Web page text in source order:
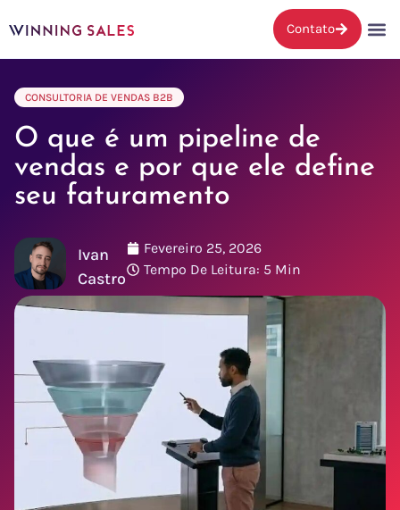
Contato
CONSULTORIA DE VENDAS B2B
O que é um pipeline de
vendas e por que ele define
seu faturamento
Fevereiro 25, 2026
Tempo De Leitura: 5 Min
Ivan
Castro